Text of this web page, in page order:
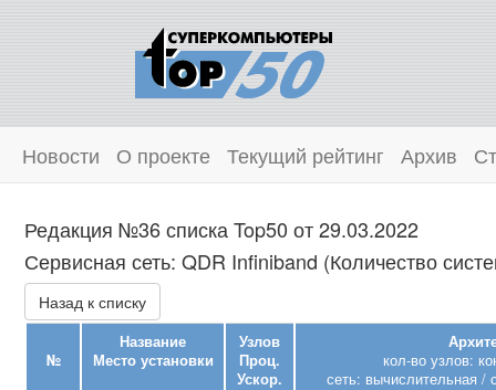
Новости О проекте Текущий рейтинг Архив
Редакция №36 списка Top50 от 29.03.2022
Сервисная сеть: QDR Infiniband (Количество
Назад к списку
№
Название
Место установки
Узлов
Проц.
Ускор.
кол-во узлов:
сеть: вычислительная /